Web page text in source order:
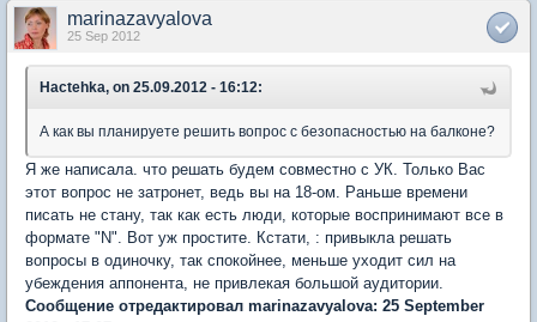
marinazavyalova
25 Sep 2012
Hactehka, on 25.09.2012 - 16:12:
А как вы планируете решить вопрос с безопасностью на балконе?
Я же написала. что решать будем совместно с УК. Только Вас
этот вопрос не затронет, ведь вы на 18-ом. Раньше времени
писать не стану, так как есть люди, которые воспринимают все в
формате "N". Вот уж простите. Кстати, : привыкла решать
вопросы в одиночку, так спокойнее, меньше уходит сил на
убеждения аппонента, не привлекая большой аудитории.
Сообщение отредактировал marinazavyalova: 25 September